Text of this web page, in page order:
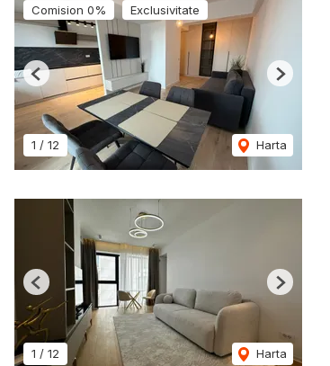
Comision 0% Exclusivitate
1 / 12 Harta
Previous Next
1 / 12 Harta
Previous Next